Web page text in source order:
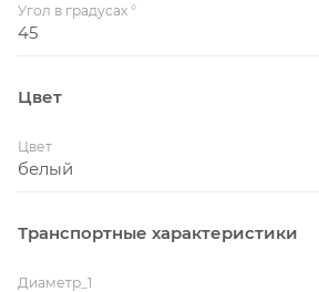
Угол в градусах °
45
Цвет
Цвет
белый
Транспортные характеристики
Диаметр_1